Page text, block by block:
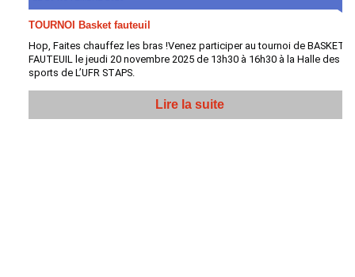
TOURNOI Basket fauteuil
Hop, Faites chauffez les bras !Venez participer au tournoi de BASKET
FAUTEUIL le jeudi 20 novembre 2025 de 13h30 à 16h30 à la Halle des
sports de L’UFR STAPS.
Lire la suite